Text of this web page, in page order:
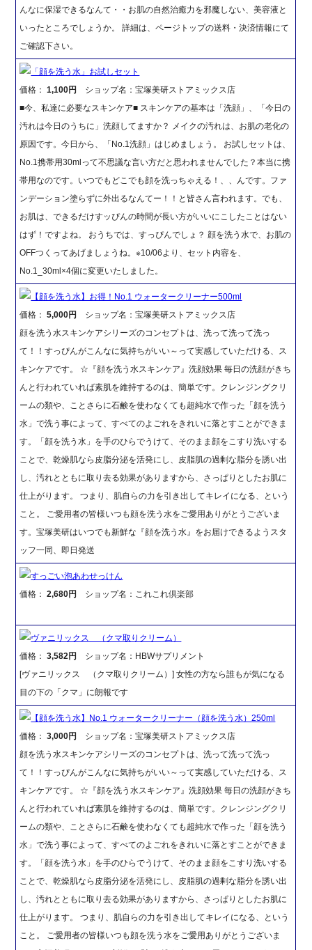
んなに保湿できるなんて・・お肌の自然治癒力を邪魔しない、美容液と
いったところでしょうか。 詳細は、ページトップの送料・決済情報にて
ご確認下さい。
「顔を洗う水」お試しセット
価格：1,100円
ショップ名：宝塚美研ストアミックス店
■今、私達に必要なスキンケア■ スキンケアの基本は「洗顔」、「今日の
汚れは今日のうちに」洗顔してますか？ メイクの汚れは、お肌の老化の
原因です。今日から、「No.1洗顔」はじめましょう。 お試しセットは、
No.1携帯用30mlって不思議な言い方だと思われませんでした？本当に携
帯用なのです。いつでもどこでも顔を洗っちゃえる！、、んです。ファ
ンデーション塗らずに外出るなんてー！！と皆さん言われます。でも、
お肌は、できるだけすッぴんの時間が長い方がいいにこしたことはない
はず！ですよね。 おうちでは、すっぴんでしょ？ 顔を洗う水で、お肌の
OFFつくってあげましょうね。※10/06より、セット内容を、
No.1_30ml×4個に変更いたしました。
【顔を洗う水】お得！No.1 ウォータークリーナー500ml
価格：5,000円
ショップ名：宝塚美研ストアミックス店
顔を洗う水スキンケアシリーズのコンセプトは、洗って洗って洗っ
て！！すっぴんがこんなに気持ちがいい～って実感していただける、ス
キンケアです。 ☆『顔を洗う水スキンケア』洗顔効果 毎日の洗顔がきち
んと行われていれば素肌を維持するのは、簡単です。クレンジングクリ
ームの類や、ことさらに石鹸を使わなくても超純水で作った「顔を洗う
水」で洗う事によって、すべてのよごれをきれいに落とすことができま
す。「顔を洗う水」を手のひらでうけて、そのまま顔をこすり洗いする
ことで、乾燥肌なら皮脂分泌を活発にし、皮脂肌の過剰な脂分を誘い出
し、汚れとともに取り去る効果がありますから、さっぱりとしたお肌に
仕上がります。 つまり、肌自らの力を引き出してキレイになる、という
こと。 ご愛用者の皆様いつも顔を洗う水をご愛用ありがとうございま
す。宝塚美研はいつでも新鮮な『顔を洗う水』をお届けできるようスタ
ッフ一同、即日発送
すっごい泡あわせっけん
価格：2,680円 ショップ名：これこれ倶楽部
ヴァニリックス （クマ取りクリーム）
価格：3,582円
ショップ名：HBWサプリメント
[ヴァニリックス （クマ取りクリーム）] 女性の方なら誰もが気になる
目の下の「クマ」に朗報です
【顔を洗う水】No.1 ウォータークリーナー（顔を洗う水）250ml
価格：3,000円
ショップ名：宝塚美研ストアミックス店
顔を洗う水スキンケアシリーズのコンセプトは、洗って洗って洗っ
て！！すっぴんがこんなに気持ちがいい～って実感していただける、ス
キンケアです。 ☆『顔を洗う水スキンケア』洗顔効果 毎日の洗顔がきち
んと行われていれば素肌を維持するのは、簡単です。クレンジングクリ
ームの類や、ことさらに石鹸を使わなくても超純水で作った「顔を洗う
水」で洗う事によって、すべてのよごれをきれいに落とすことができま
す。「顔を洗う水」を手のひらでうけて、そのまま顔をこすり洗いする
ことで、乾燥肌なら皮脂分泌を活発にし、皮脂肌の過剰な脂分を誘い出
し、汚れとともに取り去る効果がありますから、さっぱりとしたお肌に
仕上がります。 つまり、肌自らの力を引き出してキレイになる、という
こと。 ご愛用者の皆様いつも顔を洗う水をご愛用ありがとうございま